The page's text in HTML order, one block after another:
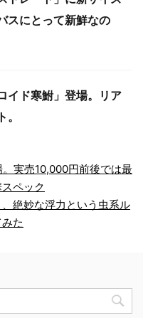
スにとって新鮮なの
イド寒鮒」登場。リア
実売10,000円前後では最
ペック
絶妙な浮力という虫系ル
た